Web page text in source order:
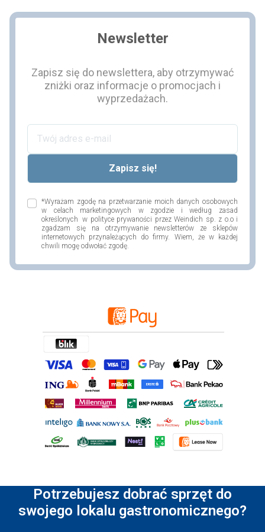
Newsletter
Zapisz się do newslettera, aby otrzymywać
zniżki oraz informacje o promocjach i
wyprzedażach.
*Wyrażam zgodę na przetwarzanie moich danych osobowych
w celach marketingowych w zgodzie i według zasad
określonych w polityce prywaności przez Weindich sp. z o.o i
zgadzam się na otrzymywanie newsletterów ze sklepów
internetowych przynależących do firmy. Wiem, że w każdej
chwili mogę odwołać zgodę.
Potrzebujesz dobrać sprzęt do
swojego lokalu gastronomicznego?